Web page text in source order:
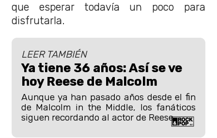
que esperar todavía un poco para
disfrutarla.
LEER TAMBIÉN
Ya tiene 36 años: Así se ve
hoy Reese de Malcolm
Aunque ya han pasado años desde el fin
de Malcolm in the Middle, los fanáticos
siguen recordando al actor de Reese.